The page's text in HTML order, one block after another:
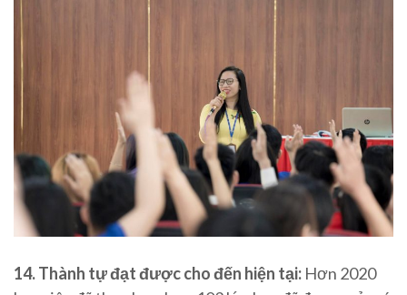
14. Thành tự đạt được cho đến hiện tại: Hơn 2020